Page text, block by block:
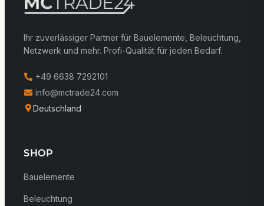
Ihr zuverlässiger Partner für Bauelemente, Beleuchtung,
Netzwerk und mehr. Profi-Qualität für jeden Bedarf.
+49 6638 7292101
info@mctrade24.com
Deutschland
SHOP
Bauelemente
Beleuchtung